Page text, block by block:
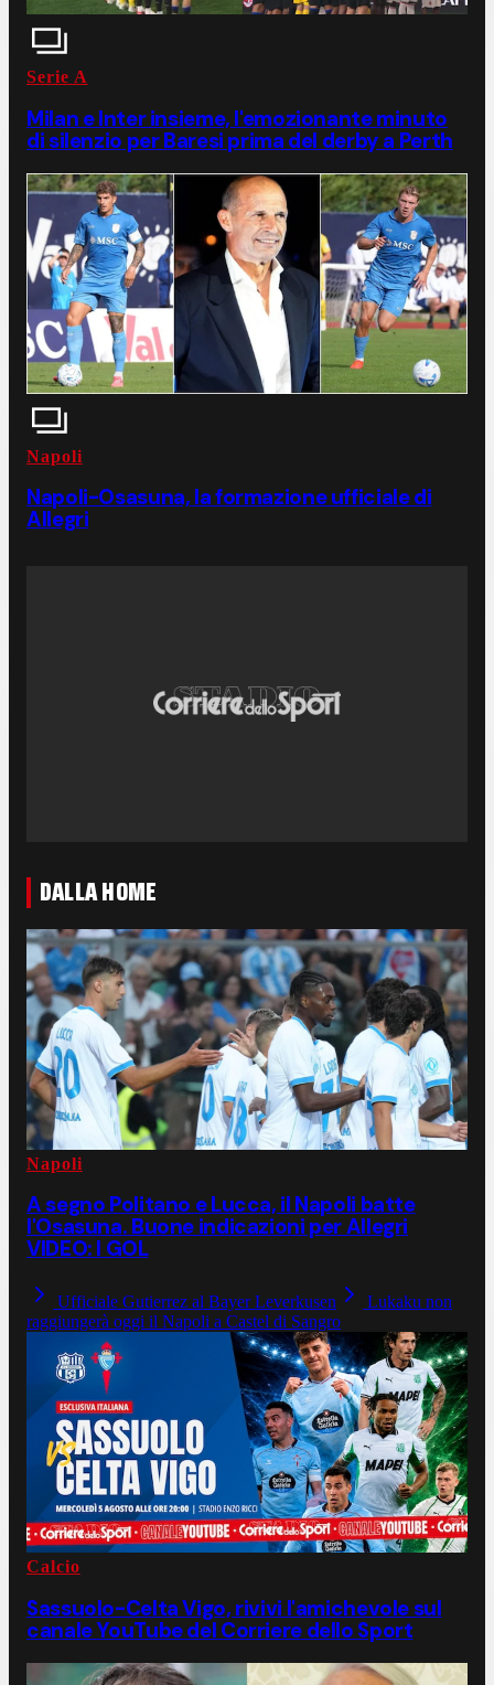
Serie A
Milan e Inter insieme, l'emozionante minuto
di silenzio per Baresi prima del derby a Perth
Napoli
Napoli-Osasuna, la formazione ufficiale di
Allegri
DALLA HOME
Napoli
A segno Politano e Lucca, il Napoli batte
l'Osasuna. Buone indicazioni per Allegri
VIDEO: I GOL
Ufficiale Gutierrez al Bayer Leverkusen
Lukaku non
raggiungerà oggi il Napoli a Castel di Sangro
Calcio
Sassuolo-Celta Vigo, rivivi l'amichevole sul
canale YouTube del Corriere dello Sport